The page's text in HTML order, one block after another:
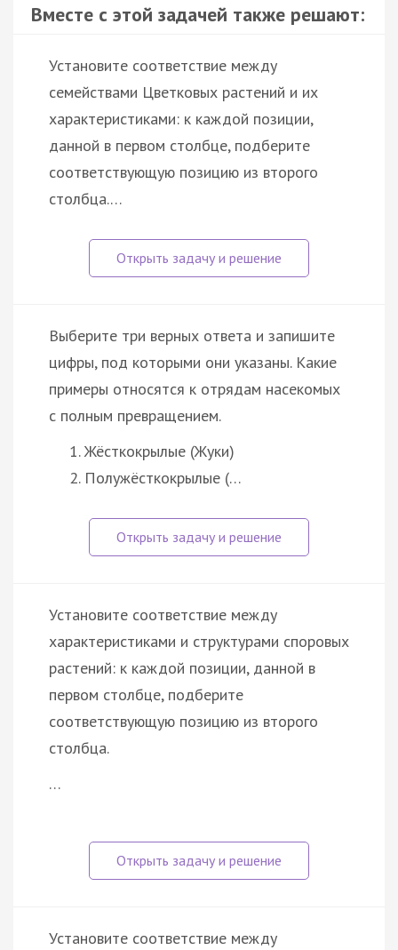
Вместе с этой задачей также решают:
Установите соответствие между
семействами Цветковых растений и их
характеристиками: к каждой позиции,
данной в первом столбце, подберите
соответствующую позицию из второго
столбца.…
Выберите три верных ответа и запишите
цифры, под которыми они указаны. Какие
примеры относятся к отрядам насекомых
с полным превращением.
Жёсткокрылые (Жуки)
Полужёсткокрылые (…
Установите соответствие между
характеристиками и структурами споровых
растений: к каждой позиции, данной в
первом столбце, подберите
соответствующую позицию из второго
столбца.
…
Установите соответствие между